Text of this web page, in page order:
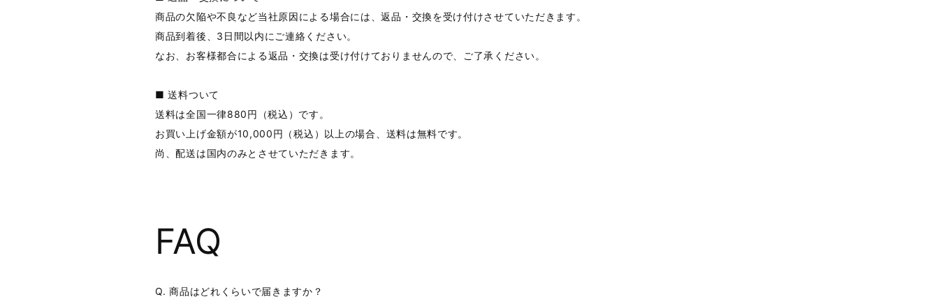
商品の欠陥や不良など当社原因による場合には、返品・交換を受け付けさせていただきます。
商品到着後、3日間以内にご連絡ください。
なお、お客様都合による返品・交換は受け付けておりませんので、ご了承ください。
■ 送料ついて
送料は全国一律880円（税込）です。
お買い上げ金額が10,000円（税込）以上の場合、送料は無料です。
尚、配送は国内のみとさせていただきます。
FAQ
Q. 商品はどれくらいで届きますか？